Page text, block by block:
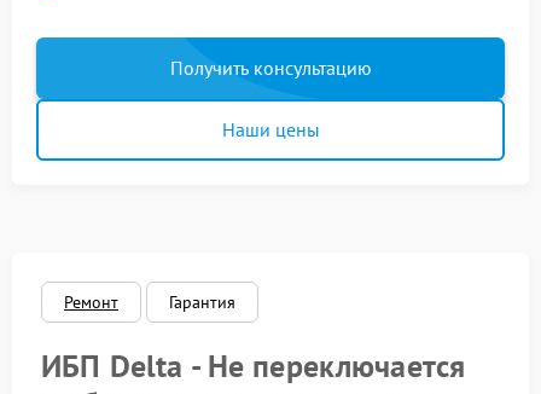
Получить консультацию
Наши цены
Ремонт Гарантия
ИБП Delta - Не переключается